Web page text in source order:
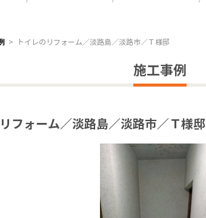
トイレのリフォーム／淡路島／淡路市／Ｔ様邸
施工事例
フォーム／淡路島／淡路市／Ｔ様邸